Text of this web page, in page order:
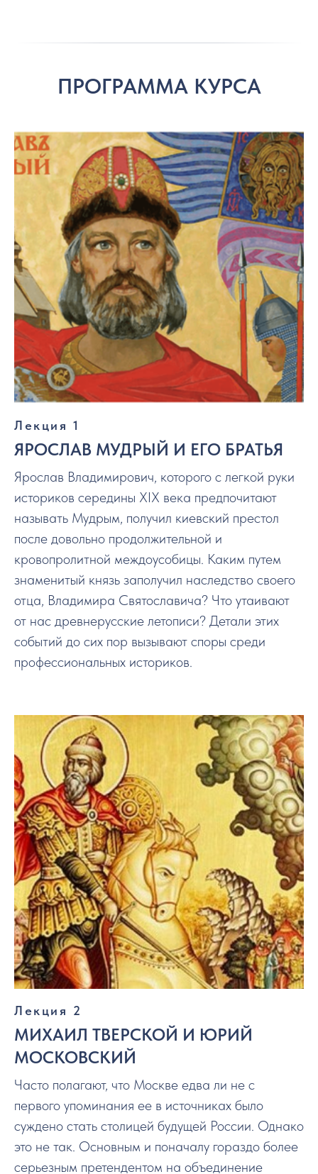
ПРОГРАММА КУРСА
Лекция 1
ЯРОСЛАВ МУДРЫЙ И ЕГО БРАТЬЯ
Ярослав Владимирович, которого с легкой руки
историков середины XIX века предпочитают
называть Мудрым, получил киевский престол
после довольно продолжительной и
кровопролитной междоусобицы. Каким путем
знаменитый князь заполучил наследство своего
отца, Владимира Святославича? Что утаивают
от нас древнерусские летописи? Детали этих
событий до сих пор вызывают споры среди
профессиональных историков.
Лекция 2
МИХАИЛ ТВЕРСКОЙ И ЮРИЙ
МОСКОВСКИЙ
Часто полагают, что Москве едва ли не с
первого упоминания ее в источниках было
суждено стать столицей будущей России. Однако
это не так. Основным и поначалу гораздо более
серьезным претендентом на объединение